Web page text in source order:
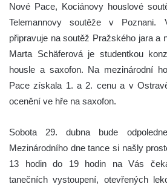
Nové Pace, Kociánovy houslové
Telemannovy soutěže v
připravuje na soutěž Pražského jara a
Marta Schäferová je studentkou
housle a saxofon. Na mezinárodní
Pace získala 1. a 2. cenu a v
ocenění ve hře na saxofon.
Sobota 29. dubna bude
Mezinárodního dne tance si našly
13 hodin do 19 hodin na Vás
tanečních vystoupení, otevřených